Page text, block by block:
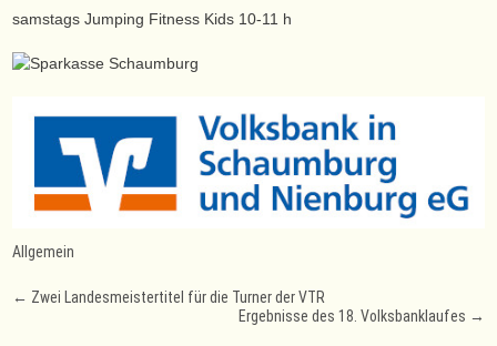
samstags Jumping Fitness Kids 10-11 h
Allgemein
Post
← Zwei Landesmeistertitel für die Turner der VTR
Ergebnisse des 18. Volksbanklaufes →